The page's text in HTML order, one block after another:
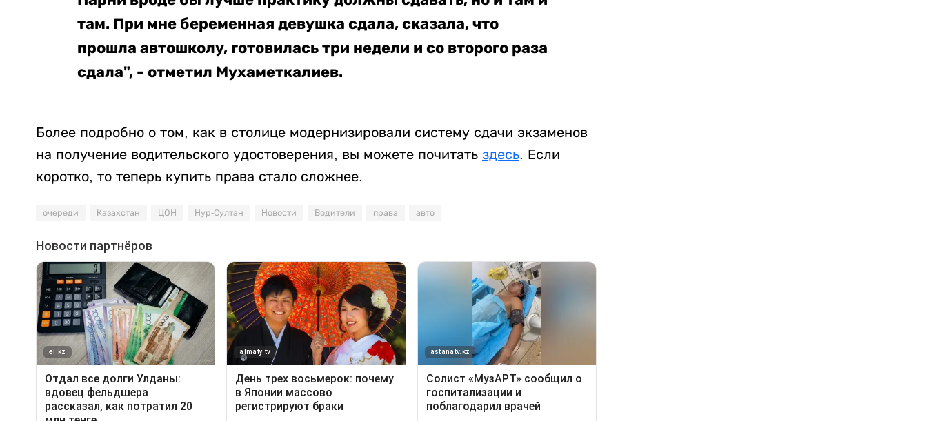
там. При мне беременная девушка сдала, сказала, что
прошла автошколу, готовилась три недели и со второго раза
сдала", - отметил Мухаметкалиев.
Более подробно о том, как в столице модернизировали систему сдачи экзаменов
на получение водительского удостоверения, вы можете почитать здесь. Если
коротко, то теперь купить права стало сложнее.
очереди Казахстан ЦОН Нур-Султан Новости Водители права авто